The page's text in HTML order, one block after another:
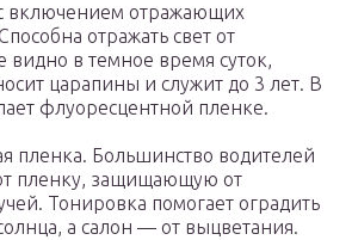
включением отражающих
отражать свет от
видно в темное время суток,
царапины и служит до 3 лет. В
флуоресцентной пленке.
пленка. Большинство водителей
пленку, защищающую от
Тонировка помогает оградить
а салон — от выцветания.